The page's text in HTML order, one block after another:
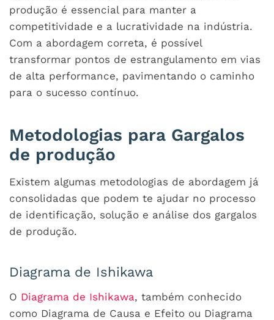
produção é essencial para manter a
competitividade e a lucratividade na indústria.
Com a abordagem correta, é possível
transformar pontos de estrangulamento em vias
de alta performance, pavimentando o caminho
para o sucesso contínuo.
Metodologias para Gargalos
de produção
Existem algumas metodologias de abordagem já
consolidadas que podem te ajudar no processo
de identificação, solução e análise dos gargalos
de produção.
Diagrama de Ishikawa
O Diagrama de Ishikawa, também conhecido
como Diagrama de Causa e Efeito ou Diagrama